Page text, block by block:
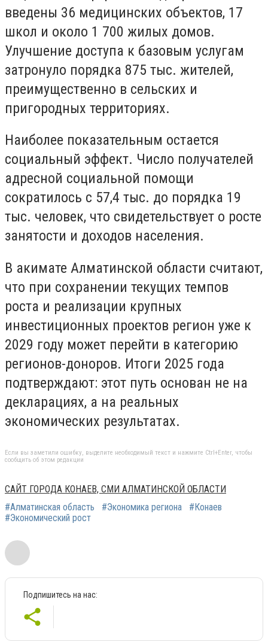
введены 36 медицинских объектов, 17
школ и около 1 700 жилых домов.
Улучшение доступа к базовым услугам
затронуло порядка 875 тыс. жителей,
преимущественно в сельских и
пригородных территориях.
Наиболее показательным остается
социальный эффект. Число получателей
адресной социальной помощи
сократилось с 57,4 тыс. до порядка 19
тыс. человек, что свидетельствует о росте
занятости и доходов населения.
В акимате Алматинской области считают,
что при сохранении текущих темпов
роста и реализации крупных
инвестиционных проектов регион уже к
2029 году может перейти в категорию
регионов-доноров. Итоги 2025 года
подтверждают: этот путь основан не на
декларациях, а на реальных
экономических результатах.
Если вы заметили ошибку, выделите необходимый текст и нажмите Ctrl+Enter, чтобы
сообщить об этом редакции
САЙТ ГОРОДА КОНАЕВ, СМИ АЛМАТИНСКОЙ ОБЛАСТИ
#Алматинская область
#Экономика региона
#Конаев
#Экономический рост
Подпишитесь на нас: